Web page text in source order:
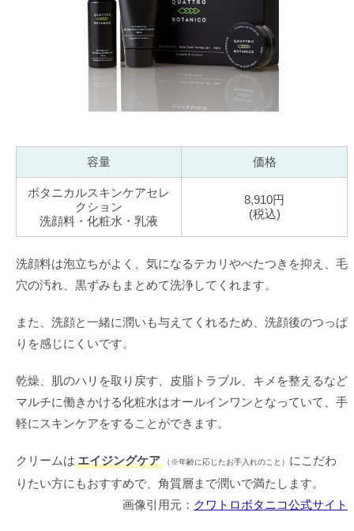
容量 価格
ボタニカルスキンケアセレ
クション
洗顔料・化粧水・乳液
8,910円
(税込)
洗顔料は泡立ちがよく、気になるテカリやべたつきを抑え、毛
穴の汚れ、黒ずみもまとめて洗浄してくれます。
また、洗顔と一緒に潤いも与えてくれるため、洗顔後のつっぱ
りを感じにくいです。
乾燥、肌のハリを取り戻す、皮脂トラブル、キメを整えるなど
マルチに働きかける化粧水はオールインワンとなっていて、手
軽にスキンケアをすることができます。
クリームは エイジングケア （※年齢に応じたお手入れのこと） にこだわ
りたい方にもおすすめで、角質層まで潤いで満たします。
画像引用元： クワトロボタニコ公式サイト